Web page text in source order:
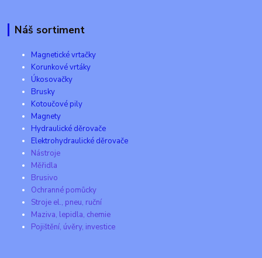
Náš sortiment
Magnetické vrtačky
Korunkové vrtáky
Úkosovačky
Brusky
Kotoučové pily
Magnety
Hydraulické děrovače
Elektrohydraulické děrovače
Nástroje
Měřidla
Brusivo
Ochranné pomůcky
Stroje el., pneu, ruční
Maziva, lepidla, chemie
Pojištění, úvěry, investice